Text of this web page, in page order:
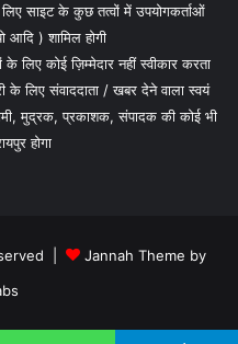
साइट के कुछ तत्वों में उपयोगकर्ताओं
आदि ) शामिल होगी
कोई ज़िम्मेदार नहीं स्वीकार करता
लिए संवाददाता / खबर देने वाला स्वयं
मुद्रक, प्रकाशक, संपादक की कोई भी
होगा
|
Jannah Theme by